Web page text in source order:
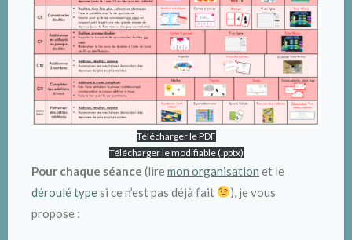
Télécharger le PDF
Télécharger le modifiable (.pptx)
Pour chaque séance (liremon organisation et le
déroulé typesi ce n’est pas déjà fait
), je vous
propose :